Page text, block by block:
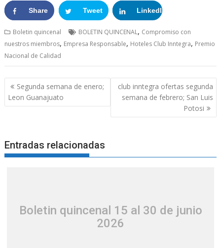
Share Tweet LinkedIn
Boletin quincenal BOLETIN QUINCENAL, Compromiso con
nuestros miembros, Empresa Responsable, Hoteles Club Inntegra, Premio
Nacional de Calidad
Segunda semana de enero;
Leon Guanajuato
club inntegra ofertas segunda
semana de febrero; San Luis
Potosi
Entradas relacionadas
Boletin quincenal 15 al 30 de junio
2026